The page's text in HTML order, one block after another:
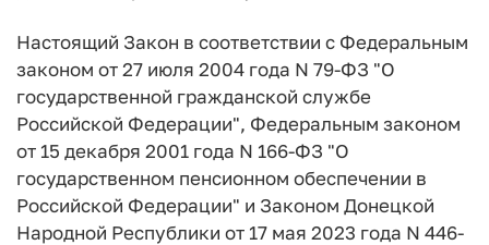
Настоящий Закон в соответствии с Федеральным
законом от 27 июля 2004 года N 79-ФЗ "О
государственной гражданской службе
Российской Федерации", Федеральным законом
от 15 декабря 2001 года N 166-ФЗ "О
государственном пенсионном обеспечении в
Российской Федерации" и Законом Донецкой
Народной Республики от 17 мая 2023 года N 446-